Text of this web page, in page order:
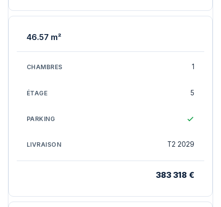
46.57 m²
1
5
T2 2029
383 318 €